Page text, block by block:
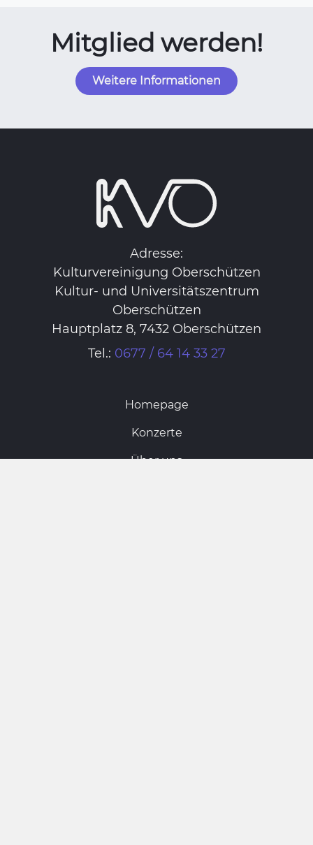
Mitglied werden!
Weitere Informationen
Adresse:
Kulturvereinigung Oberschützen
Kultur- und Universitätszentrum
Oberschützen
Hauptplatz 8, 7432 Oberschützen
Tel.: 0677 / 64 14 33 27
Homepage
Konzerte
Über uns